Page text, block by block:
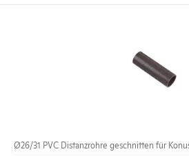
Ø26/31 PVC Distanzrohre geschnitten für